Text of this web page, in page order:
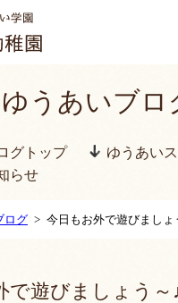
ゆうあいブロ
グトップ
ゆうあい
らせ
ログ> 今日もお外で遊びましょ
で遊びましょう～